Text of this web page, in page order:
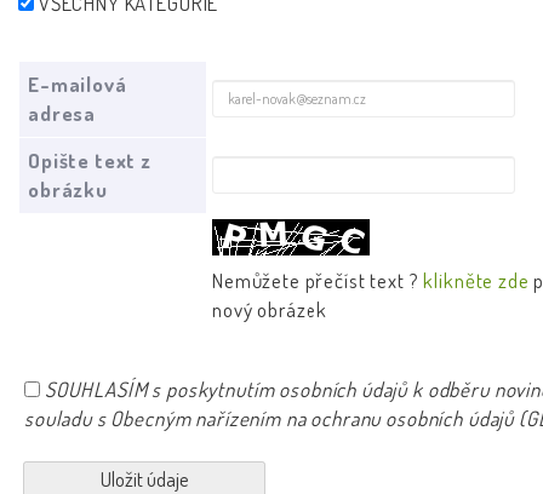
E-mailová
adresa
Opište text z
obrázku
Nemůžete přečíst text ?klikněte zde
nový obrázek
SOUHLASÍM s poskytnutím osobních údajů k odběru
souladu s Obecným nařízením na ochranu osobních údajů